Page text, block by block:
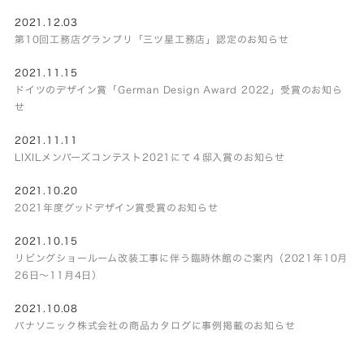
2021.12.03
第10回工務店グランプリ「三ツ星工務店」認定のお知らせ
2021.11.15
ドイツのデザイン賞「German Design Award 2022」受賞のお知ら
せ
2021.11.11
LIXILメンバーズコンテスト2021にて４邸入賞のお知らせ
2021.10.20
2021年度グッドデザイン賞受賞のお知らせ
2021.10.15
リビングショールーム改装工事に伴う臨時休館のご案内（2021年10月
26日～11月4日）
2021.10.08
パナソニック株式会社の商品カタログに事例掲載のお知らせ